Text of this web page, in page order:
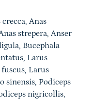
Anas
strepera, Anser
Bucephala
Larus
Larus
sinensis, Podiceps
nigricollis,